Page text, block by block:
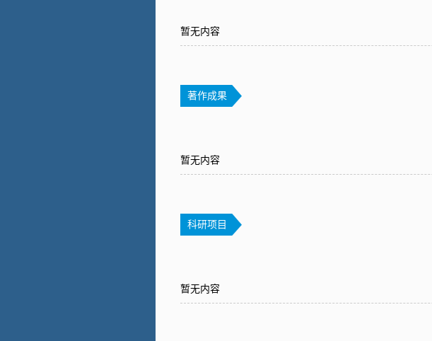
暂无内容
著作成果
暂无内容
科研项目
暂无内容